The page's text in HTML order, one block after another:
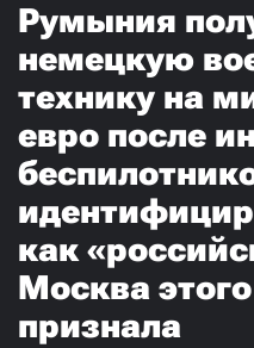
Румыния
немецкую
технику на
евро после
как
Москва
признала